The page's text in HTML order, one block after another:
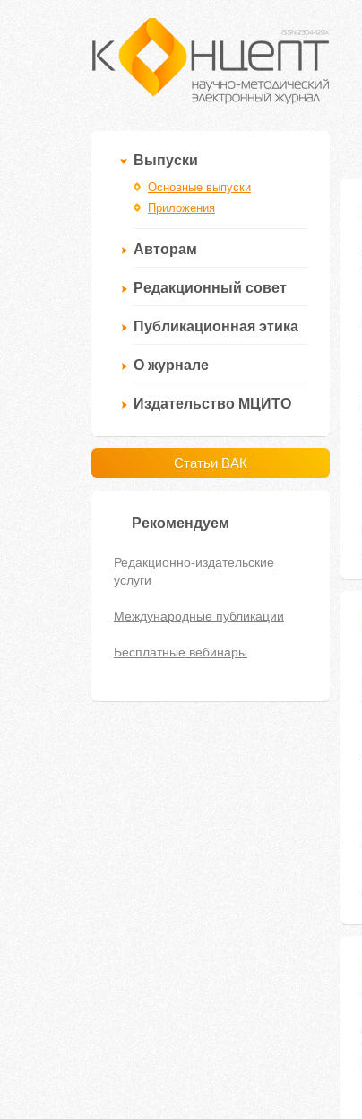
Выпуски
Основные выпуски
Приложения
Авторам
Редакционный совет
Публикационная этика
О журнале
Издательство МЦИТО
Статьи ВАК
Рекомендуем
Редакционно-издательские
услуги
Международные публикации
Бесплатные вебинары